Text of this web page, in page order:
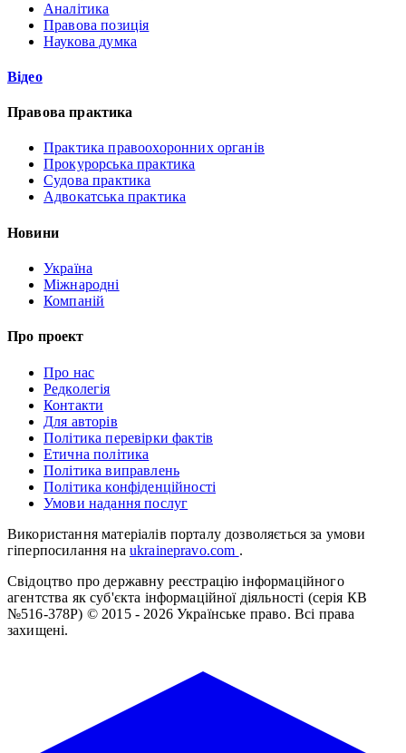
Аналітика
Правова позиція
Наукова думка
Відео
Правова практика
Практика правоохоронних органів
Прокурорська практика
Судова практика
Адвокатська практика
Новини
Україна
Міжнародні
Компаній
Про проект
Про нас
Редколегія
Контакти
Для авторів
Політика перевірки фактів
Етична політика
Політика виправлень
Політика конфіденційності
Умови надання послуг
Використання матеріалів порталу дозволяється за умови
гіперпосилання на ukrainepravo.com .
Свідоцтво про державну реєстрацію інформаційного
агентства як суб'єкта інформаційної діяльності (серія КВ
№516-378Р) © 2015 - 2026 Українське право. Всі права
захищені.